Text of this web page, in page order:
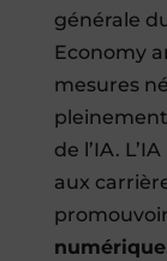
générale
Economy
mesures
de l’IA.
aux
promouvoir
numérique